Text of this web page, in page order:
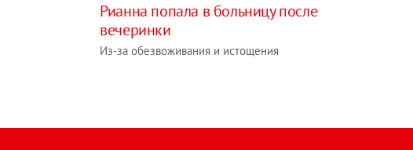
Рианна попала в больницу после
вечеринки
Из-за обезвоживания и истощения